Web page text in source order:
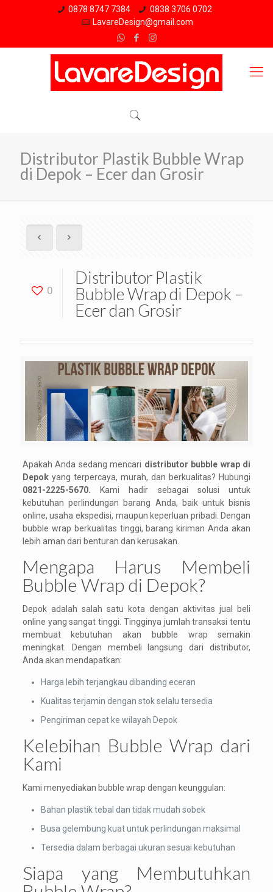
0878 8747 7384
0838 3706 0702
LavareDesign@gmail.com
Distributor Plastik Bubble Wrap
di Depok – Ecer dan Grosir
0
Distributor Plastik
Bubble Wrap di Depok –
Ecer dan Grosir
Apakah Anda sedang mencari distributor bubble wrap di
Depokyang terpercaya, murah, dan berkualitas? Hubungi
0821-2225-5670.
Kami hadir sebagai solusi untuk
kebutuhan perlindungan barang Anda, baik untuk bisnis
online, usaha ekspedisi, maupun keperluan pribadi. Dengan
bubble wrap berkualitas tinggi, barang kiriman Anda akan
lebih aman dari benturan dan kerusakan.
Mengapa Harus Membeli
Bubble Wrap di Depok?
Depok adalah salah satu kota dengan aktivitas jual beli
online yang sangat tinggi. Tingginya jumlah transaksi tentu
membuat kebutuhan akan bubble wrap semakin
meningkat. Dengan membeli langsung dari distributor,
Anda akan mendapatkan:
Harga lebih terjangkau dibanding eceran
Kualitas terjamin dengan stok selalu tersedia
Pengiriman cepat ke wilayah Depok
Kelebihan Bubble Wrap dari
Kami
Kami menyediakan bubble wrap dengan keunggulan:
Bahan plastik tebal dan tidak mudah sobek
Busa gelembung kuat untuk perlindungan maksimal
Tersedia dalam berbagai ukuran sesuai kebutuhan
Siapa yang Membutuhkan